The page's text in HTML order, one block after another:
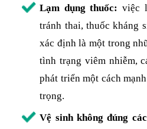
Lạm dụng thuốc: việc
tránh thai, thuốc kháng
xác định là một trong
tình trạng viêm nhiễm,
phát triển một cách
trọng.
Vệ sinh không đúng